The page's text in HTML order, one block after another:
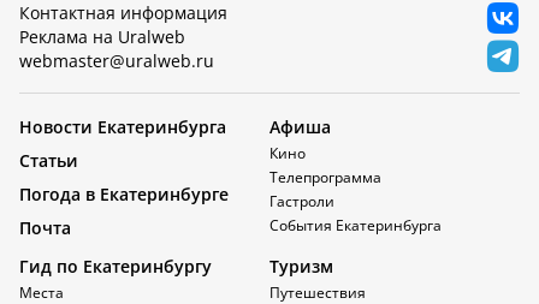
Контактная информация
Реклама на Uralweb
webmaster@uralweb.ru
Новости Екатеринбурга
Статьи
Погода в Екатеринбурге
Почта
Афиша
Кино
Телепрограмма
Гастроли
События Екатеринбурга
Гид по Екатеринбургу
Места
Туризм
Путешествия